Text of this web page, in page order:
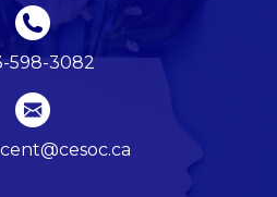
598-3082